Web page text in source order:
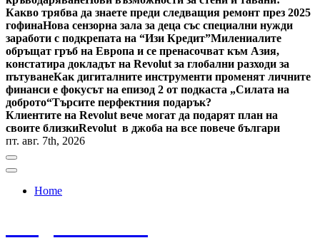
Какво трябва да знаете преди следващия ремонт през 2025
гофинаНова сензорна зала за деца със специални нужди
заработи с подкрепата на “Изи Кредит”Милениалите
обръщат гръб на Европа и се пренасочват към Азия,
констатира докладът на Revolut за глобални разходи за
пътуванеКак дигиталните инструменти променят личните
финанси е фокусът на епизод 2 от подкаста „Силата на
доброто“Търсите перфектния подарък?
Клиентите на Revolut вече могат да подарят план на
своите близкиRevolut в джоба на все повече българи
пт. авг. 7th, 2026
Home